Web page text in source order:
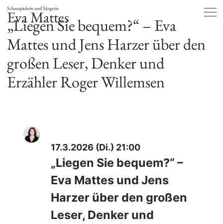
Schauspielerin und Sängerin
Eva Mattes
„Liegen Sie bequem?“ – Eva
Mattes und Jens Harzer über den
großen Leser, Denker und
Erzähler Roger Willemsen
17.3.2026 (Di.) 21:00
„Liegen Sie bequem?“ –
Eva Mattes und Jens
Harzer über den großen
Leser, Denker und